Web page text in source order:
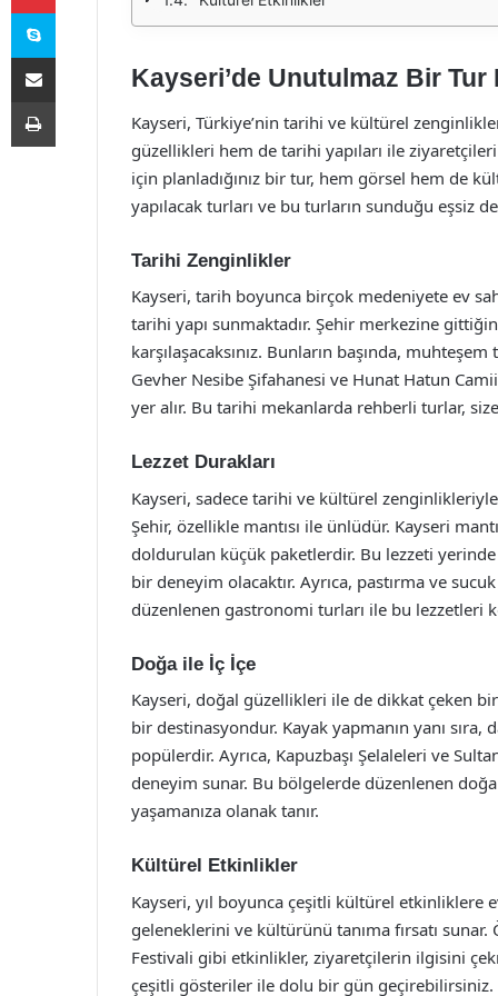
Kayseri’de Unutulmaz Bir Tur
Kayseri, Türkiye’nin tarihi ve kültürel
güzellikleri hem de tarihi yapıları ile
için planladığınız bir tur, hem görsel hem de
yapılacak turları ve bu turların sunduğu eşsiz
Tarihi Zenginlikler
Kayseri, tarih boyunca birçok medeniyete ev
tarihi yapı sunmaktadır. Şehir merkezine
karşılaşacaksınız. Bunların başında,
Gevher Nesibe Şifahanesi ve Hunat Hatun
yer alır. Bu tarihi mekanlarda rehberli turlar,
Lezzet Durakları
Kayseri, sadece tarihi ve kültürel
Şehir, özellikle mantısı ile ünlüdür. Kayseri
doldurulan küçük paketlerdir. Bu lezzeti
bir deneyim olacaktır. Ayrıca, pastırma ve
düzenlenen gastronomi turları ile bu lezzetleri
Doğa ile İç İçe
Kayseri, doğal güzellikleri ile de dikkat çeken
bir destinasyondur. Kayak yapmanın yanı
popülerdir. Ayrıca, Kapuzbaşı Şelaleleri ve
deneyim sunar. Bu bölgelerde düzenlenen
yaşamanıza olanak tanır.
Kültürel Etkinlikler
Kayseri, yıl boyunca çeşitli kültürel etkinliklere
geleneklerini ve kültürünü tanıma fırsatı
Festivali gibi etkinlikler, ziyaretçilerin ilgisini
çeşitli gösteriler ile dolu bir gün geçirebilirsiniz.
Skype
E-Posta ile paylaş